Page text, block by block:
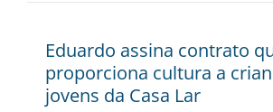
Eduardo assina contrato
proporciona cultura a
jovens da Casa Lar